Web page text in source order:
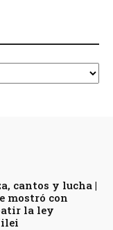
cantos y lucha |
mostró con
la ley